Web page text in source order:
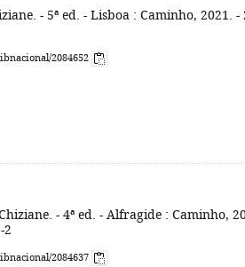
- 5ª ed. - Lisboa : Caminho, 2021. -
2084652
- 4ª ed. - Alfragide : Caminho,
2
2084637